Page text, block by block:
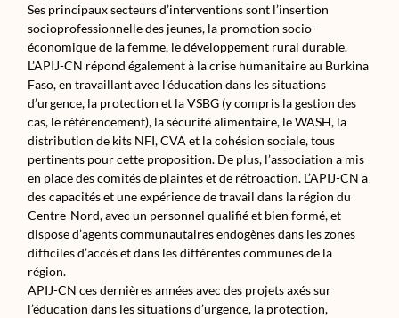
Ses principaux secteurs d’interventions sont l’insertion
socioprofessionnelle des jeunes, la promotion socio-
économique de la femme, le développement rural durable.
L’APIJ-CN répond également à la crise humanitaire au Burkina
Faso, en travaillant avec l’éducation dans les situations
d’urgence, la protection et la VSBG (y compris la gestion des
cas, le référencement), la sécurité alimentaire, le WASH, la
distribution de kits NFI, CVA et la cohésion sociale, tous
pertinents pour cette proposition. De plus, l’association a mis
en place des comités de plaintes et de rétroaction. L’APIJ-CN a
des capacités et une expérience de travail dans la région du
Centre-Nord, avec un personnel qualifié et bien formé, et
dispose d’agents communautaires endogènes dans les zones
difficiles d’accès et dans les différentes communes de la
région.
APIJ-CN ces dernières années avec des projets axés sur
l’éducation dans les situations d’urgence, la protection,